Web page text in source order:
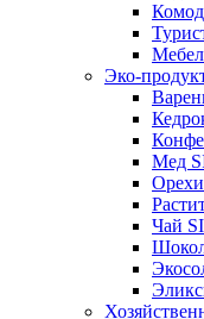
Эко-
Мед
Чай